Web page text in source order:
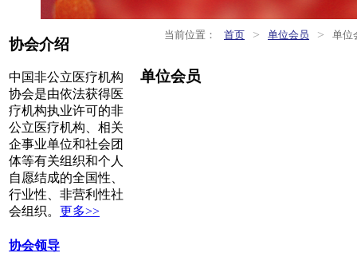
协会介绍
中国非公立医疗机构
协会是由依法获得医
疗机构执业许可的非
公立医疗机构、相关
企事业单位和社会团
体等有关组织和个人
自愿结成的全国性、
行业性、非营利性社
会组织。 更多>>
协会领导
当前位置： 首页 > 单位会员 > 单位
单位会员